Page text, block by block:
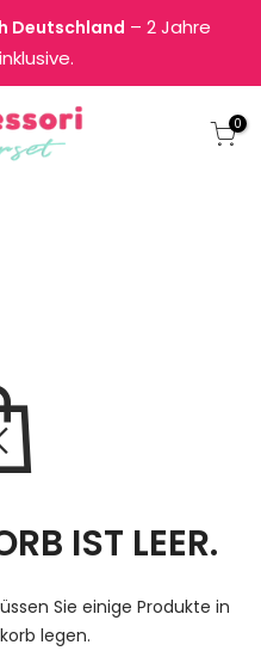
Deutschland – 2 Jahre
0
IST LEER.
Sie einige Produkte in
legen.